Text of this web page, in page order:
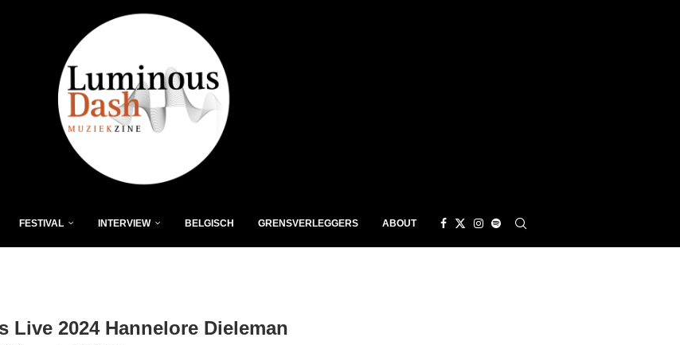
FESTIVAL INTERVIEW BELGISCH GRENSVERLEGGERS ABOUT
Live 2024 Hannelore Dieleman